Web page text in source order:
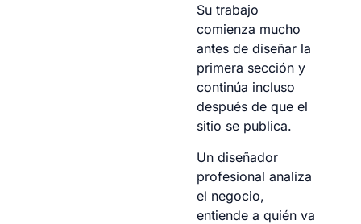
Su trabajo
comienza mucho
antes de diseñar la
primera sección y
continúa incluso
después de que el
sitio se publica.
Un diseñador
profesional analiza
el negocio,
entiende a quién va